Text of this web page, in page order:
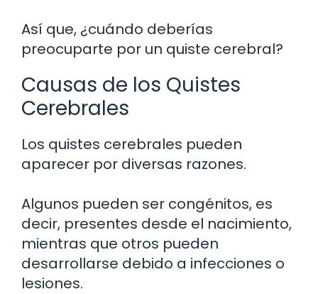
Así que, ¿cuándo deberías
preocuparte por un quiste cerebral?
Causas de los Quistes
Cerebrales
Los quistes cerebrales pueden
aparecer por diversas razones.
Algunos pueden ser congénitos, es
decir, presentes desde el nacimiento,
mientras que otros pueden
desarrollarse debido a infecciones o
lesiones.